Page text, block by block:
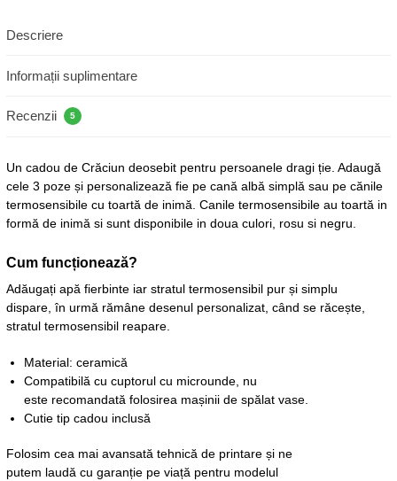
Descriere
Informații suplimentare
Recenzii 5
Un cadou de Crăciun deosebit pentru persoanele dragi ție. Adaugă
cele 3 poze și personalizează fie pe cană albă simplă sau pe cănile
termosensibile cu toartă de inimă. Canile termosensibile au toartă in
formă de inimă si sunt disponibile in doua culori, rosu si negru.
Cum funcționează?
Adăugați apă fierbinte iar stratul termosensibil pur și simplu
dispare, în urmă rămâne desenul personalizat, când se răcește,
stratul termosensibil reapare.
Material: ceramică
Compatibilă cu cuptorul cu microunde, nu
este recomandată folosirea mașinii de spălat vase.
Cutie tip cadou inclusă
Folosim cea mai avansată tehnică de printare și ne
putem laudă cu garanție pe viață pentru modelul